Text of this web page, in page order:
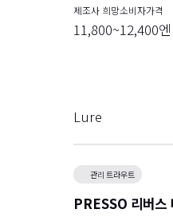
제조사 희망소비자가격
11,800~12,400엔
Lure
관리 트라우트
PRESSO 리버스